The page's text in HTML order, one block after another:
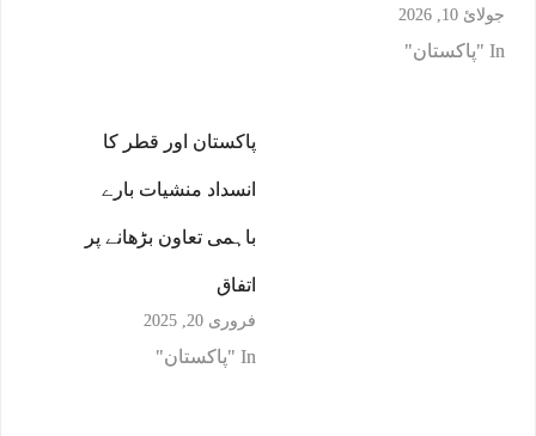
جولائ 10, 2026
In "پاکستان"
پاکستان اور قطر کا
انسداد منشیات بارے
باہمی تعاون بڑھانے پر
اتفاق
فروری 20, 2025
In "پاکستان"